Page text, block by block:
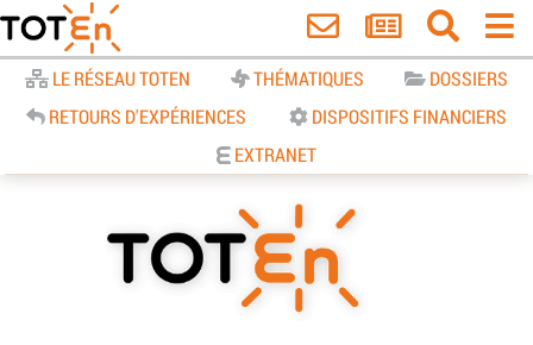
LE RÉSEAU TOTEN THÉMATIQUES
DOSSIERS
RETOURS D'EXPÉRIENCES
DISPOSITIFS FINANCIERS
EXTRANET